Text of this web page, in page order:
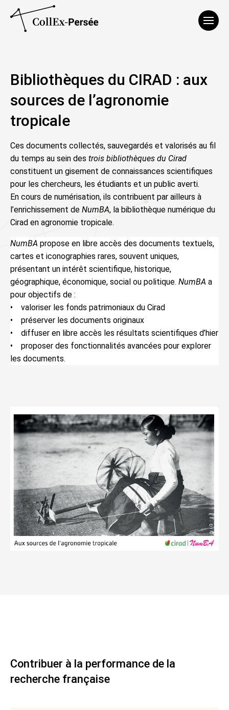
Bibliothèques du CIRAD : aux
sources de l’agronomie
tropicale
Ces documents collectés, sauvegardés et valorisés au fil
du temps au sein des trois bibliothèques du Cirad
constituent un gisement de connaissances scientifiques
pour les chercheurs, les étudiants et un public averti.
En cours de numérisation, ils contribuent par ailleurs à
l’enrichissement de NumBA, la bibliothèque numérique du
Cirad en agronomie tropicale.
NumBA propose en libre accès des documents textuels,
cartes et iconographies rares, souvent uniques,
présentant un intérêt scientifique, historique,
géographique, économique, social ou politique. NumBA a
pour objectifs de :
• valoriser les fonds patrimoniaux du Cirad
• préserver les documents originaux
• diffuser en libre accès les résultats scientifiques d’hier
• proposer des fonctionnalités avancées pour explorer
les documents.
Contribuer à la performance de la
recherche française